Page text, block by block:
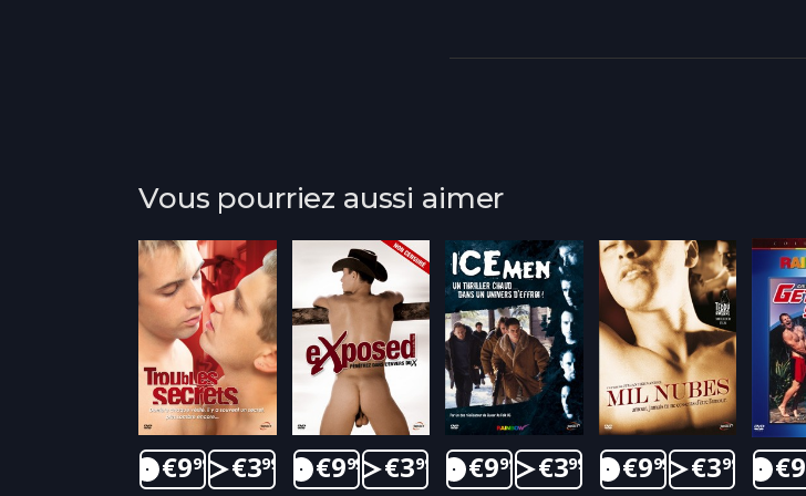
Vous pourriez aussi aimer
€999 €399 €999 €399 €999 €399 €999 €399 €9